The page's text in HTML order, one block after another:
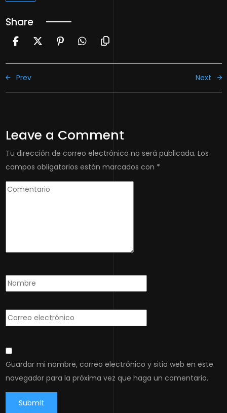
Share
Prev Next
Leave a Comment
Tu dirección de correo electrónico no será publicada. Los
campos obligatorios están marcados con *
Guardar mi nombre, correo electrónico y sitio web en este
navegador para la próxima vez que haga un comentario.
Submit